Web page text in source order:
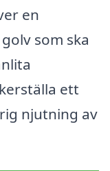
en
som ska
ett
njutning av